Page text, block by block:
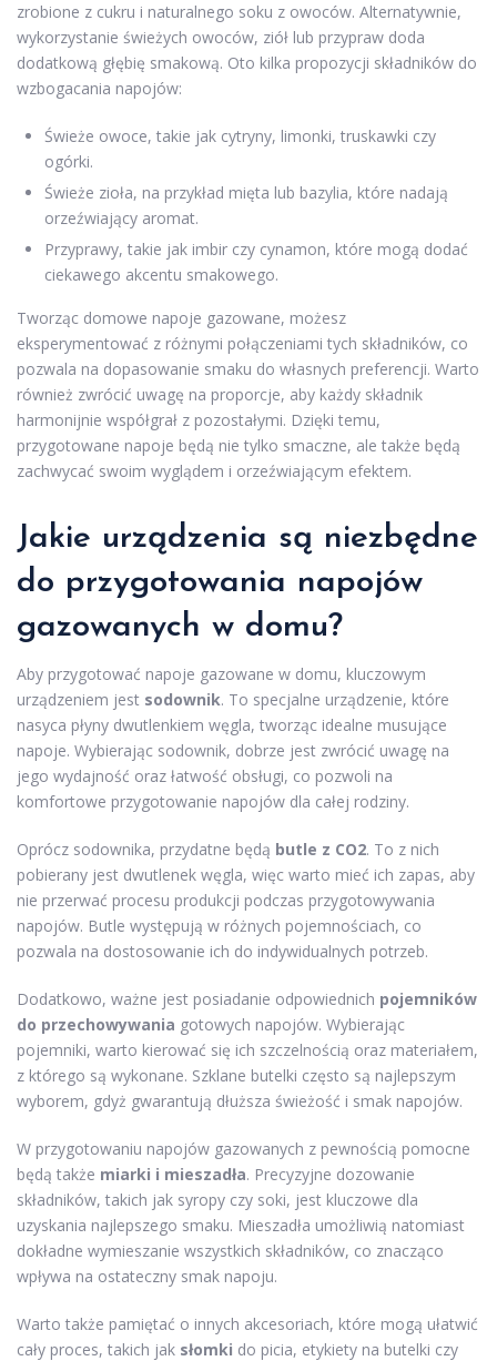
zrobione z cukru i naturalnego soku z owoców. Alternatywnie,
wykorzystanie świeżych owoców, ziół lub przypraw doda
dodatkową głębię smakową. Oto kilka propozycji składników do
wzbogacania napojów:
Świeże owoce, takie jak cytryny, limonki, truskawki czy
ogórki.
Świeże zioła, na przykład mięta lub bazylia, które nadają
orzeźwiający aromat.
Przyprawy, takie jak imbir czy cynamon, które mogą dodać
ciekawego akcentu smakowego.
Tworząc domowe napoje gazowane, możesz
eksperymentować z różnymi połączeniami tych składników, co
pozwala na dopasowanie smaku do własnych preferencji. Warto
również zwrócić uwagę na proporcje, aby każdy składnik
harmonijnie współgrał z pozostałymi. Dzięki temu,
przygotowane napoje będą nie tylko smaczne, ale także będą
zachwycać swoim wyglądem i orzeźwiającym efektem.
Jakie urządzenia są niezbędne
do przygotowania napojów
gazowanych w domu?
Aby przygotować napoje gazowane w domu, kluczowym
urządzeniem jest sodownik. To specjalne urządzenie, które
nasyca płyny dwutlenkiem węgla, tworząc idealne musujące
napoje. Wybierając sodownik, dobrze jest zwrócić uwagę na
jego wydajność oraz łatwość obsługi, co pozwoli na
komfortowe przygotowanie napojów dla całej rodziny.
Oprócz sodownika, przydatne będą butle z CO2. To z nich
pobierany jest dwutlenek węgla, więc warto mieć ich zapas, aby
nie przerwać procesu produkcji podczas przygotowywania
napojów. Butle występują w różnych pojemnościach, co
pozwala na dostosowanie ich do indywidualnych potrzeb.
Dodatkowo, ważne jest posiadanie odpowiednich pojemników
do przechowywania gotowych napojów. Wybierając
pojemniki, warto kierować się ich szczelnością oraz materiałem,
z którego są wykonane. Szklane butelki często są najlepszym
wyborem, gdyż gwarantują dłuższa świeżość i smak napojów.
W przygotowaniu napojów gazowanych z pewnością pomocne
będą także miarki i mieszadła. Precyzyjne dozowanie
składników, takich jak syropy czy soki, jest kluczowe dla
uzyskania najlepszego smaku. Mieszadła umożliwią natomiast
dokładne wymieszanie wszystkich składników, co znacząco
wpływa na ostateczny smak napoju.
Warto także pamiętać o innych akcesoriach, które mogą ułatwić
cały proces, takich jak słomki do picia, etykiety na butelki czy